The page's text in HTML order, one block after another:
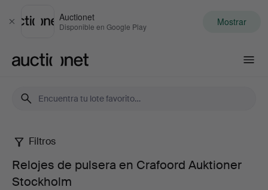
Cerrar
Auctionet
Disponible en Google Play Mostrar
Relojes
de
Filtros
Relojes de pulsera en Crafoord Auktioner
Stockholm